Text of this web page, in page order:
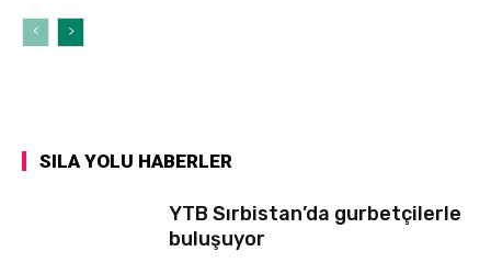
SILA YOLU HABERLER
YTB Sırbistan’da gurbetçilerle
buluşuyor